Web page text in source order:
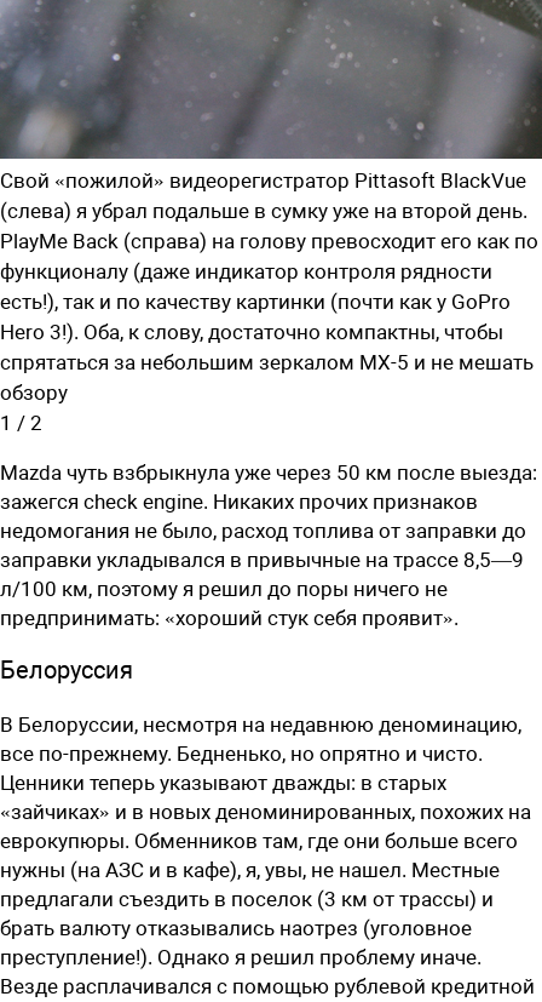
Свой «пожилой» видеорегистратор Pittasoft BlackVue
(слева) я убрал подальше в сумку уже на второй день.
PlayMe Back (справа) на голову превосходит его как по
функционалу (даже индикатор контроля рядности
есть!), так и по качеству картинки (почти как у GoPro
Hero 3!). Оба, к слову, достаточно компактны, чтобы
спрятаться за небольшим зеркалом МХ-5 и не мешать
обзору
1 / 2
Mazda чуть взбрыкнула уже через 50 км после выезда:
зажегся check engine. Никаких прочих признаков
недомогания не было, расход топлива от заправки до
заправки укладывался в привычные на трассе 8,5—9
л/100 км, поэтому я решил до поры ничего не
предпринимать: «хороший стук себя проявит».
Белоруссия
В Белоруссии, несмотря на недавнюю деноминацию,
все по-прежнему. Бедненько, но опрятно и чисто.
Ценники теперь указывают дважды: в старых
«зайчиках» и в новых деноминированных, похожих на
еврокупюры. Обменников там, где они больше всего
нужны (на АЗС и в кафе), я, увы, не нашел. Местные
предлагали съездить в поселок (3 км от трассы) и
брать валюту отказывались наотрез (уголовное
преступление!). Однако я решил проблему иначе.
Везде расплачивался с помощью рублевой кредитной